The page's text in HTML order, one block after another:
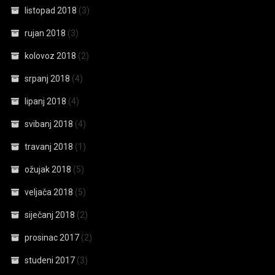
listopad 2018 (3)
rujan 2018 (3)
kolovoz 2018 (2)
srpanj 2018 (4)
lipanj 2018 (4)
svibanj 2018 (4)
travanj 2018 (1)
ožujak 2018 (5)
veljača 2018 (5)
siječanj 2018 (2)
prosinac 2017 (2)
studeni 2017 (3)